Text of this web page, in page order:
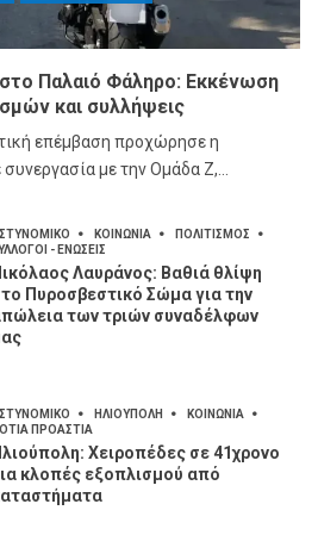
Παλαιό Φάληρο: Εκκένωση
και συλλήψεις
επέμβαση προχώρησε η
με την Ομάδα Ζ,...
ΚΟΙΝΩΝΙΑ
ΠΟΛΙΤΙΣΜΟΣ
- ΕΝΩΣΕΙΣ
Λαυράνος: Βαθιά θλίψη
Πυροσβεστικό Σώμα για την
των τριών συναδέλφων
ΗΛΙΟΥΠΟΛΗ
ΚΟΙΝΩΝΙΑ
ΠΡΟΑΣΤΙΑ
Χειροπέδες σε 41χρονο
κλοπές εξοπλισμού από